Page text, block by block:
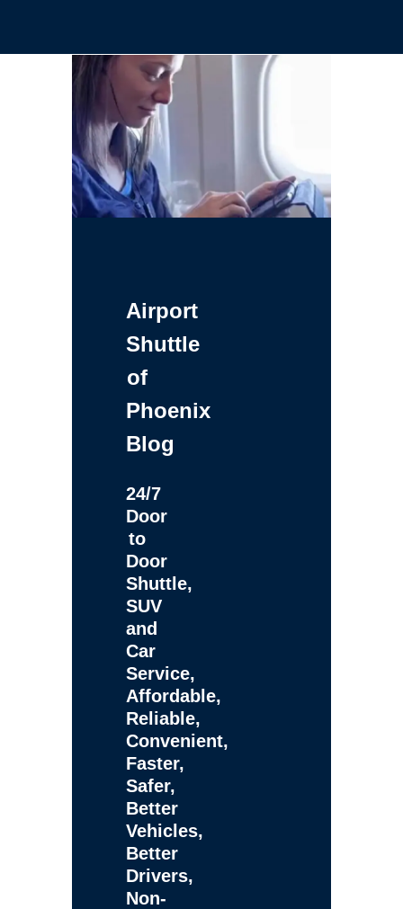
Airport
Shuttle
of
Phoenix
Blog
24/7
Door
to
Door
Shuttle,
SUV
and
Car
Service,
Affordable,
Reliable,
Convenient,
Faster,
Safer,
Better
Vehicles,
Better
Drivers,
Non-